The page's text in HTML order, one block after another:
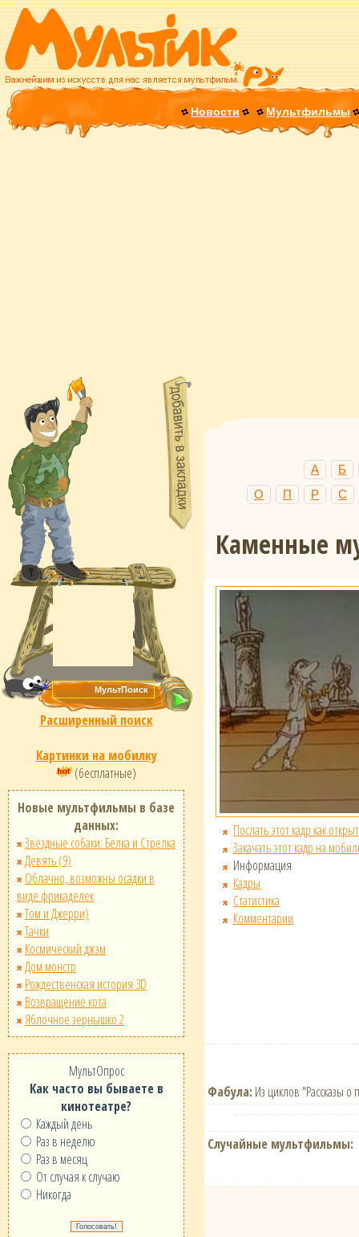
Новости Мультфильмы
Расширенный поиск
Картинки на мобилку
(бесплатные)
Новые мультфильмы в базе
данных:
Звёздные собаки: Белка и Стрелка
Девять (9)
Облачно, возможны осадки в
виде фрикаделек
Том и Джерри)
Тачки
Космический джэм
Дом монстр
Рождественская история 3D
Возвращение кота
Яблочное зернышко 2
МультОпрос
Как часто вы бываете в
кинотеатре?
Каждый день
Раз в неделю
Раз в месяц
От случая к случаю
Никогда
А
Б
О
П Р С
Каменные
Послать этот кадр как
Закачать этот кадр на
Информация
Кадры
Статистика
Комментарии
Фабула: Из циклов "Рассказы о
Случайные мультфильмы: